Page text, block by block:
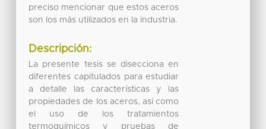
preciso mencionar que estos aceros
son los más utilizados en la industria.
Descripción:
La presente tesis se disecciona en
diferentes capitulados para estudiar
a detalle las características y las
propiedades de los aceros, así como
el uso de los tratamientos
termoquímicos y pruebas de